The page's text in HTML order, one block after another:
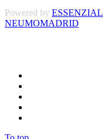
Powered by ESSENZIAL
NEUMOMADRID